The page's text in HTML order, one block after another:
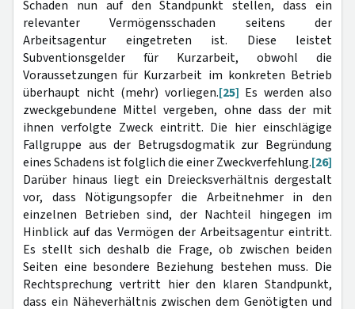
Schaden nun auf den Standpunkt stellen, dass ein
relevanter Vermögensschaden seitens der
Arbeitsagentur eingetreten ist. Diese leistet
Subventionsgelder für Kurzarbeit, obwohl die
Voraussetzungen für Kurzarbeit im konkreten Betrieb
überhaupt nicht (mehr) vorliegen.[25] Es werden also
zweckgebundene Mittel vergeben, ohne dass der mit
ihnen verfolgte Zweck eintritt. Die hier einschlägige
Fallgruppe aus der Betrugsdogmatik zur Begründung
eines Schadens ist folglich die einer Zweckverfehlung.[26]
Darüber hinaus liegt ein Dreiecksverhältnis dergestalt
vor, dass Nötigungsopfer die Arbeitnehmer in den
einzelnen Betrieben sind, der Nachteil hingegen im
Hinblick auf das Vermögen der Arbeitsagentur eintritt.
Es stellt sich deshalb die Frage, ob zwischen beiden
Seiten eine besondere Beziehung bestehen muss. Die
Rechtsprechung vertritt hier den klaren Standpunkt,
dass ein Näheverhältnis zwischen dem Genötigten und